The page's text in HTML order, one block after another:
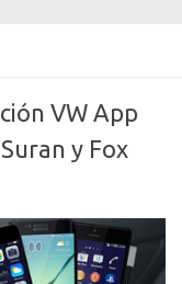
VW App
y Fox